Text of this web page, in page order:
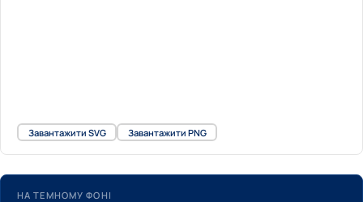
Завантажити SVG Завантажити PNG
НА ТЕМНОМУ ФОНІ